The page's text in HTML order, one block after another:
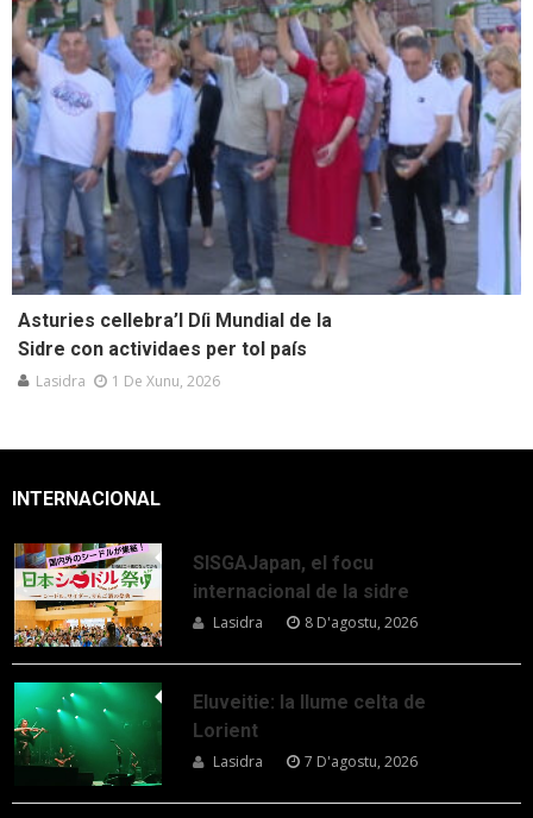
Asturies cellebra’l Díi Mundial de la
Sidre con actividaes per tol país
Lasidra 1 De Xunu, 2026
INTERNACIONAL
SISGAJapan, el focu
internacional de la sidre
Lasidra 8 D'agostu, 2026
Eluveitie: la llume celta de
Lorient
Lasidra 7 D'agostu, 2026